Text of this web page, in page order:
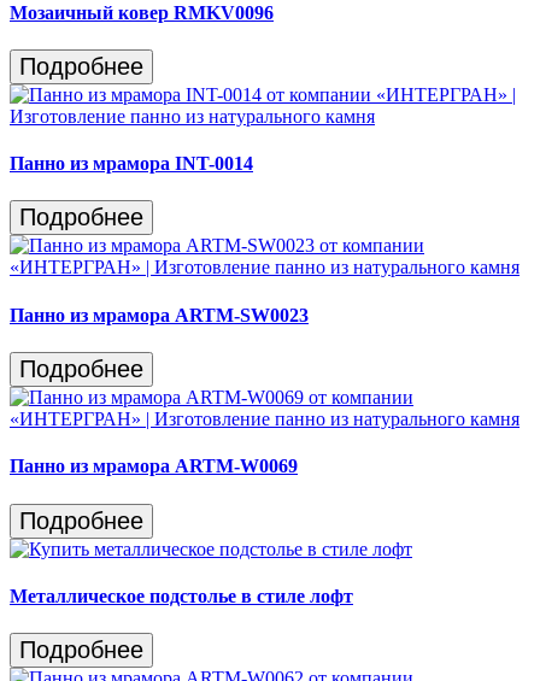
Мозаичный ковер RMKV0096
Подробнее
Панно из мрамора INT-0014
Подробнее
Панно из мрамора ARTM-SW0023
Подробнее
Панно из мрамора ARTM-W0069
Подробнее
Металлическое подстолье в стиле лофт
Подробнее